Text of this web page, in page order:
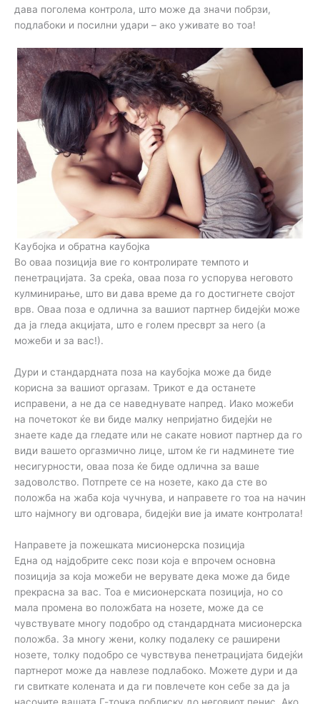
дава поголема контрола, што може да значи побрзи,
подлабоки и посилни удари – ако уживате во тоа!
Каубојка и обратна каубојка
Во оваа позиција вие го контролирате темпото и
пенетрацијата. За среќа, оваа поза го успорува неговото
кулминирање, што ви дава време да го достигнете својот
врв. Оваа поза е одлична за вашиот партнер бидејќи може
да ја гледа акцијата, што е голем пресврт за него (а
можеби и за вас!).
Дури и стандардната поза на каубојка може да биде
корисна за вашиот оргазам. Трикот е да останете
исправени, а не да се наведнувате напред. Иако можеби
на почетокот ќе ви биде малку непријатно бидејќи не
знаете каде да гледате или не сакате новиот партнер да го
види вашето оргазмично лице, штом ќе ги надминете тие
несигурности, оваа поза ќе биде одлична за ваше
задоволство. Потпрете се на нозете, како да сте во
положба на жаба која чучнува, и направете го тоа на начин
што најмногу ви одговара, бидејќи вие ја имате контролата!
Направете ја пожешката мисионерска позиција
Една од најдобрите секс пози која е впрочем основна
позиција за која можеби не верувате дека може да биде
прекрасна за вас. Тоа е мисионерската позиција, но со
мала промена во положбата на нозете, може да се
чувствувате многу подобро од стандардната мисионерска
положба. За многу жени, колку подалеку се раширени
нозете, толку подобро се чувствува пенетрацијата бидејќи
партнерот може да навлезе подлабоко. Можете дури и да
ги свиткате колената и да ги повлечете кон себе за да ја